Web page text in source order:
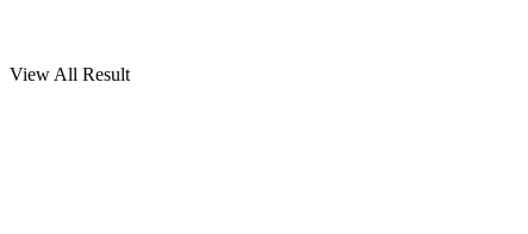
View All Result